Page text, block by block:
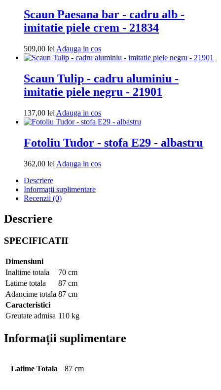
Scaun Paesana bar - cadru alb -
imitatie piele crem - 21834
509,00 lei Adauga in cosAdauga
in
Scaun Tulip - cadru aluminiu -
imitatie piele negru - 21901
137,00 lei Adauga in cosAdauga
in
Fotoliu Tudor - stofa E29 - albastru
362,00 lei Adauga in cosAdauga
Descriere
Informații suplimentare
Recenzii (0)
Descriere
SPECIFICATII
Dimensiuni
Inaltime totala
70 cm
Latime totala
87 cm
Adancime totala 87 cm
Caracteristici
Greutate admisa 110 kg
Informații suplimentare
Latime Totala 87 cm